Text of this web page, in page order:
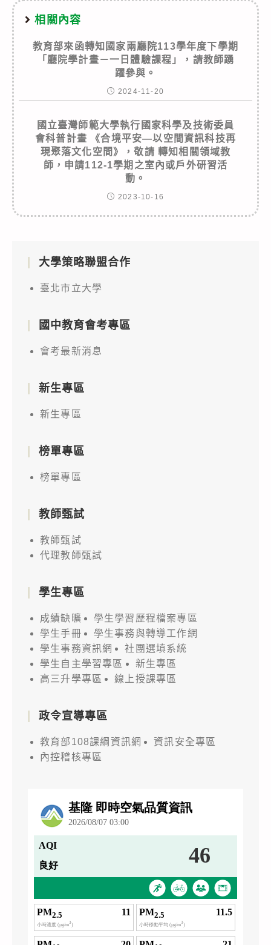
相關內容
教育部來函轉知國家兩廳院113學年度下學期
「廳院學計畫－一日體驗課程」，請教師踴
躍參與。
2024-11-20
國立臺灣師範大學執行國家科學及技術委員
會科普計畫 《合境平安—以空間資訊科技再
現聚落文化空間》，敬請 轉知相關領域教
師，申請112-1學期之室內或戶外研習活
動。
2023-10-16
大學策略聯盟合作
臺北市立大學
國中教育會考專區
會考最新消息
新生專區
新生專區
榜單專區
榜單專區
教師甄試
教師甄試
代理教師甄試
學生專區
成績缺曠
學生學習歷程檔案專區
學生手冊
學生事務與轉導工作網
學生事務資訊網
社團選填系統
學生自主學習專區
新生專區
高三升學專區
線上授課專區
政令宣導專區
教育部108課綱資訊網
資訊安全專區
內控稽核專區